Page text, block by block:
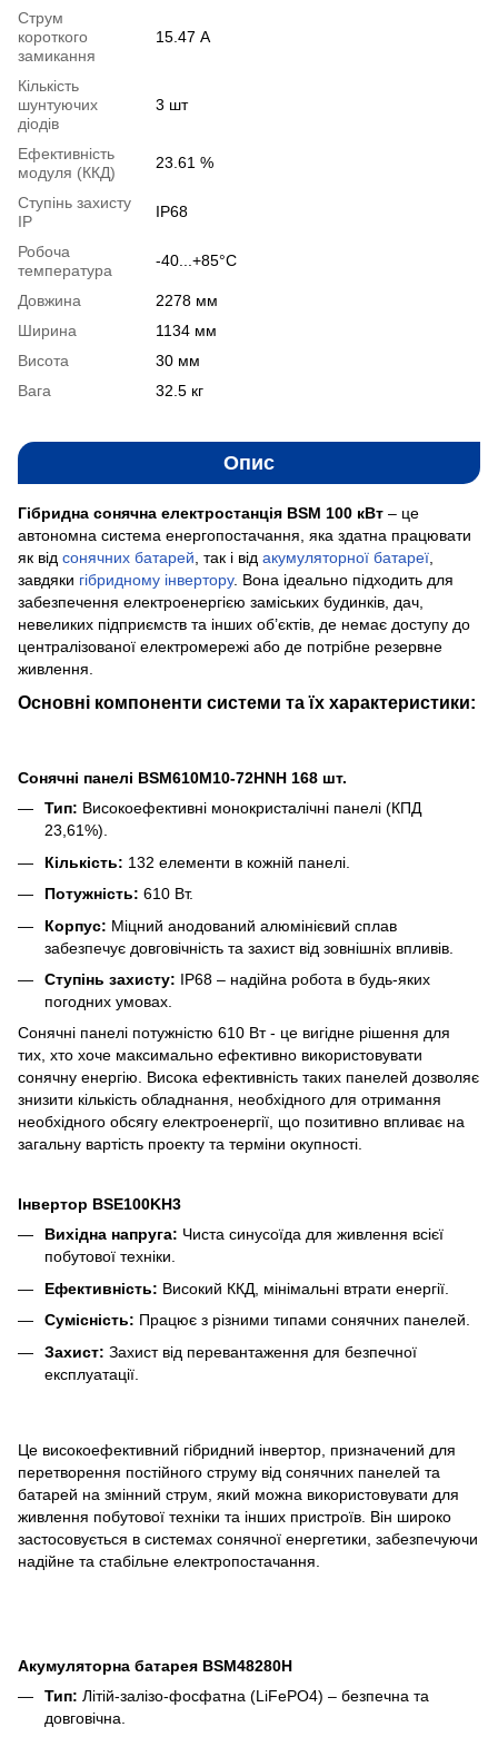
Струм
короткого
замикання
15.47 А
Кількість
шунтуючих
діодів
3 шт
Ефективність
модуля (ККД)
23.61 %
Ступінь захисту
IP
IP68
Робоча
температура
-40...+85°C
Довжина
2278 мм
Ширина
1134 мм
Висота
30 мм
Вага
32.5 кг
Опис
Гібридна сонячна електростанція BSM 100 кВт – це
автономна система енергопостачання, яка здатна працювати
як від сонячних батарей , так і від акумуляторної батареї
завдяки гібридному інвертору. Вона ідеально підходить для
забезпечення електроенергією заміських будинків, дач,
невеликих підприємств та інших об’єктів, де немає доступу до
централізованої електромережі або де потрібне резервне
живлення.
Основні компоненти системи та їх характеристики:
Сонячні панелі BSM610M10-72HNH 168 шт.
Тип: Високоефективні монокристалічні панелі (КПД
23,61%).
Кількість: 132 елементи в кожній панелі.
Потужність: 610 Вт.
Корпус: Міцний анодований алюмінієвий сплав
забезпечує довговічність та захист від зовнішніх впливів.
Ступінь захисту: IP68 – надійна робота в будь-яких
погодних умовах.
Сонячні панелі потужністю 610 Вт - це вигідне рішення для
тих, хто хоче максимально ефективно використовувати
сонячну енергію. Висока ефективність таких панелей дозволяє
знизити кількість обладнання, необхідного для отримання
необхідного обсягу електроенергії, що позитивно впливає на
загальну вартість проекту та терміни окупності.
Інвертор BSE100KH3
Вихідна напруга: Чиста синусоїда для живлення всієї
побутової техніки.
Ефективність: Високий ККД, мінімальні втрати енергії.
Сумісність: Працює з різними типами сонячних панелей.
Захист: Захист від перевантаження для безпечної
експлуатації.
Це високоефективний гібридний інвертор, призначений для
перетворення постійного струму від сонячних панелей та
батарей на змінний струм, який можна використовувати для
живлення побутової техніки та інших пристроїв. Він широко
застосовується в системах сонячної енергетики, забезпечуючи
надійне та стабільне електропостачання.
Акумуляторна батарея BSM48280H
Тип: Літій-залізо-фосфатна (LiFePO4) – безпечна та
довговічна.